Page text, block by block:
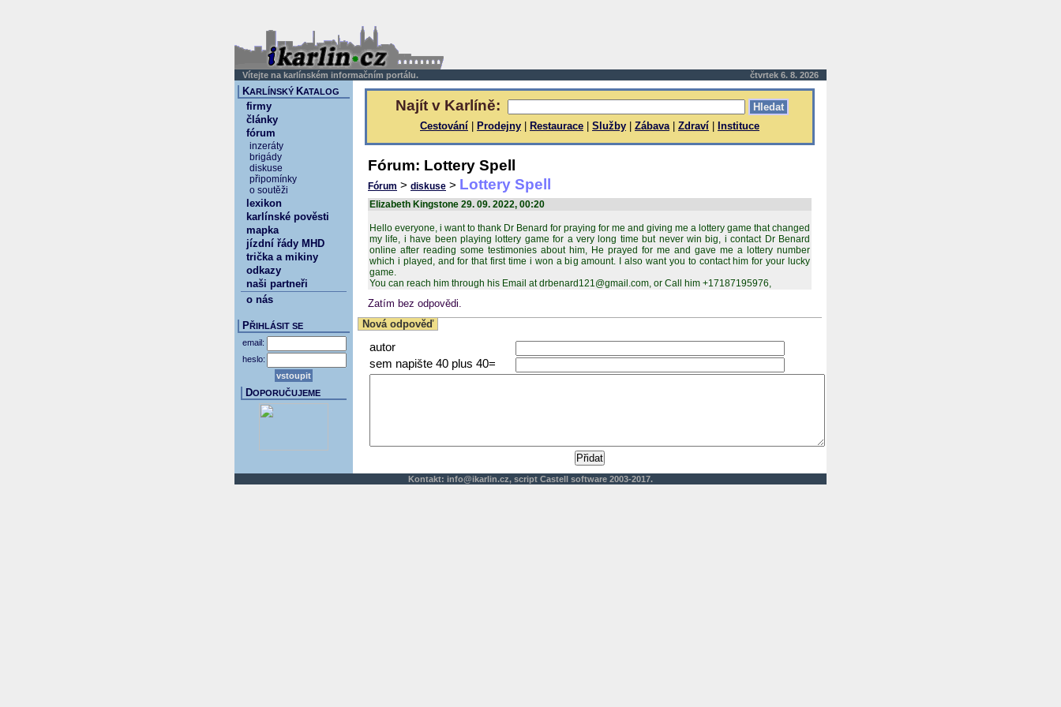
Vítejte na karlínském informačním portálu. čtvrtek 6. 8. 2026
Najít v Karlíně:
Cestování Prodejny Restaurace Služby Zábava| Zdraví Instituce
Fórum: Lottery Spell
Fórum > diskuse > Lottery Spell
Elizabeth Kingstone 29. 09. 2022, 00:20
Hello everyone, i want to thank Dr Benard for praying for me and giving me a lottery game that changed
my life, i have been playing lottery game for a very long time but never win big, i contact Dr Benard
online after reading some testimonies about him, He prayed for me and gave me a lottery number
which i played, and for that first time i won a big amount. I also want you to contact him for your lucky
game.
You can reach him through his Email at drbenard121@gmail.com, or Call him +17187195976,
Zatím bez odpovědi.
Nová odpověď
autor
sem napište 40 plus 40=
KARLÍNSKÝ KATALOG
firmy
články
fórum
inzeráty
brigády
diskuse
připomínky
o soutěži
lexikon
karlínské pověsti
mapka
jízdní řády MHD
trička a mikiny
odkazy
naši partneři
o nás
PŘIHLÁSIT SE
email:
heslo:
DOPORUČUJEME
Kontakt: info@ikarlin.cz, script Castell software 2003-2017.